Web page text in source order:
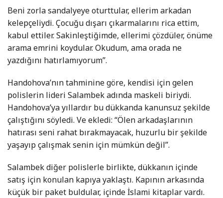
Beni zorla sandalyeye oturttular, ellerim arkadan
kelepçeliydi. Çocuğu dışarı çıkarmalarını rica ettim,
kabul ettiler. Sakinleştiğimde, ellerimi çözdüler, önüme
arama emrini koydular. Okudum, ama orada ne
yazdığını hatırlamıyorum”.
Handohova’nın tahminine göre, kendisi için gelen
polislerin lideri Salambek adında maskeli biriydi.
Handohova’ya yıllardır bu dükkanda kanunsuz şekilde
çalıştığını söyledi. Ve ekledi: “Ölen arkadaşlarının
hatırası seni rahat bırakmayacak, huzurlu bir şekilde
yaşayıp çalışmak senin için mümkün değil”.
Salambek diğer polislerle birlikte, dükkanın içinde
satış için konulan kapıya yaklaştı. Kapının arkasında
küçük bir paket buldular, içinde İslami kitaplar vardı.